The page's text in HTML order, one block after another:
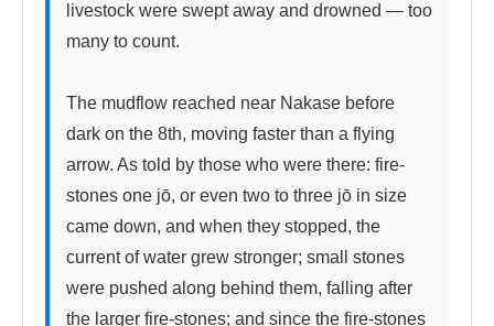
livestock were swept away and drowned — too
many to count.
The mudflow reached near Nakase before
dark on the 8th, moving faster than a flying
arrow. As told by those who were there: fire-
stones one jō, or even two to three jō in size
came down, and when they stopped, the
current of water grew stronger; small stones
were pushed along behind them, falling after
the larger fire-stones; and since the fire-stones